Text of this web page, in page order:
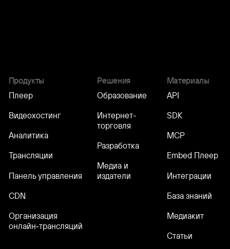
Продукты
Плеер
Видеохостинг
Аналитика
Трансляции
Панель управления
CDN
Организация
онлайн‑трансляций
Решения
Образование
Интернет-
торговля
Разработка
Медиа и
издатели
Материалы
API
SDK
MCP
Embed Плеер
Интеграции
База знаний
Медиакит
Статьи